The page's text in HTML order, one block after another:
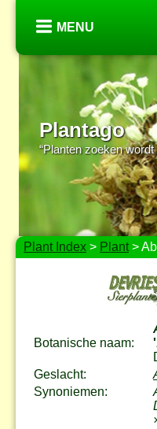
MENU
Plantago
“Planten zoeken wordt
Plant Index > Plant>
Botanische naam:
Geslacht:
Synoniemen: